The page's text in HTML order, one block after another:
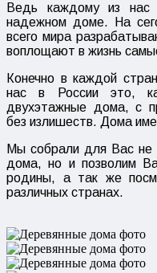
Ведь каждому из нас
надежном доме. На
всего мира
воплощают в жизнь
Конечно в каждой
нас в России это,
двухэтажные дома, с
без излишеств. Дома
Мы собрали для Вас не
дома, но и позволим
родины, а так же
различных странах.